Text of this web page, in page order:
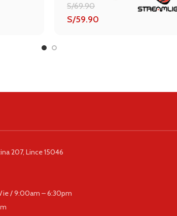
S/69.90
El
precio
S/59.90
207, Lince 15046
/ 9:00am – 6:30pm